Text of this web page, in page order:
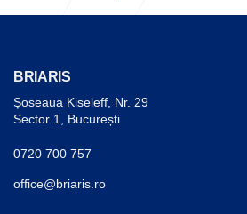
BRIARIS
Șoseaua Kiseleff, Nr. 29
Sector 1, București
0720 700 757
office@briaris.ro